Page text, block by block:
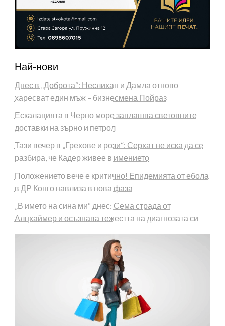
Най-нови
Днес в „Доброта“: Неслихан и Дамла отново
харесват един мъж – бизнесмена Пойраз
Ескалацията в Черно море заплашва световните
доставки на зърно и петрол
Тази вечер в „Грехове и рози“: Серхат не иска да се
разбира, че Кадер живее в имението
Положението вече е критично! Епидемията от ебола
в ДР Конго навлиза в нова фаза
„В името на сина ми“ днес: Сема страда от
Алцхаймер и осъзнава тежестта на диагнозата си